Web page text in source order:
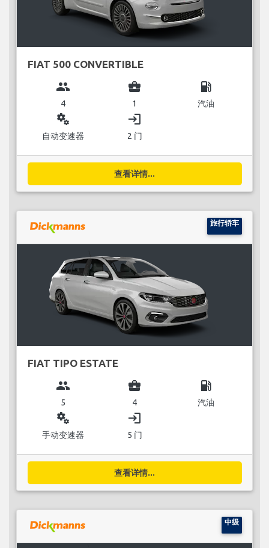
FIAT 500 CONVERTIBLE
group
4
business_center
1
local_gas_station
汽油
miscellaneous_services
自动变速器
login
2 门
查看详情...
旅行轿车
FIAT TIPO ESTATE
group
5
business_center
4
local_gas_station
汽油
miscellaneous_services
手动变速器
login
5 门
查看详情...
中级